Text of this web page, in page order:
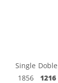
Single Doble
1856 1216